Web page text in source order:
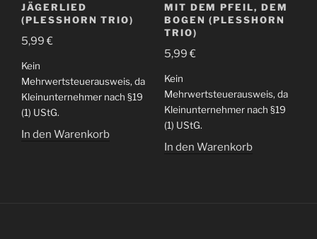
JÄGERLIED
(PLESSHORN TRIO)
5,99€
Kein
Mehrwertsteuerausweis, da
Kleinunternehmer nach §19
(1) UStG.
In den Warenkorb
MIT DEM PFEIL, DEM
BOGEN (PLESSHORN
TRIO)
5,99€
Kein
Mehrwertsteuerausweis, da
Kleinunternehmer nach §19
(1) UStG.
In den Warenkorb